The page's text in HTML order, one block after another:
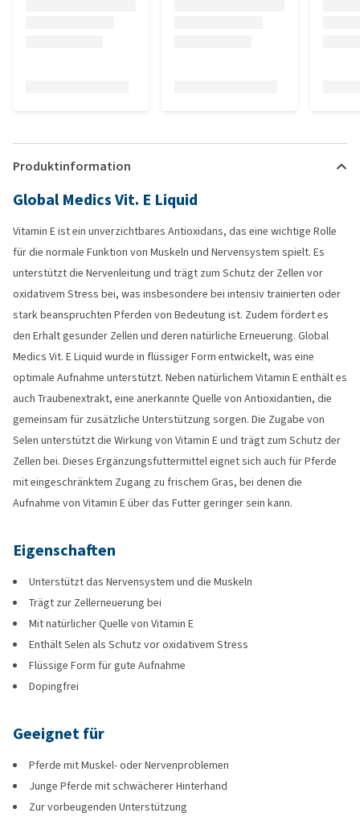
Produktinformation
Global Medics Vit. E Liquid
Vitamin E ist ein unverzichtbares Antioxidans, das eine wichtige Rolle
für die normale Funktion von Muskeln und Nervensystem spielt. Es
unterstützt die Nervenleitung und trägt zum Schutz der Zellen vor
oxidativem Stress bei, was insbesondere bei intensiv trainierten oder
stark beanspruchten Pferden von Bedeutung ist. Zudem fördert es
den Erhalt gesunder Zellen und deren natürliche Erneuerung. Global
Medics Vit. E Liquid wurde in flüssiger Form entwickelt, was eine
optimale Aufnahme unterstützt. Neben natürlichem Vitamin E enthält es
auch Traubenextrakt, eine anerkannte Quelle von Antioxidantien, die
gemeinsam für zusätzliche Unterstützung sorgen. Die Zugabe von
Selen unterstützt die Wirkung von Vitamin E und trägt zum Schutz der
Zellen bei. Dieses Ergänzungsfuttermittel eignet sich auch für Pferde
mit eingeschränktem Zugang zu frischem Gras, bei denen die
Aufnahme von Vitamin E über das Futter geringer sein kann.
Eigenschaften
Unterstützt das Nervensystem und die Muskeln
Trägt zur Zellerneuerung bei
Mit natürlicher Quelle von Vitamin E
Enthält Selen als Schutz vor oxidativem Stress
Flüssige Form für gute Aufnahme
Dopingfrei
Geeignet für
Pferde mit Muskel- oder Nervenproblemen
Junge Pferde mit schwächerer Hinterhand
Zur vorbeugenden Unterstützung